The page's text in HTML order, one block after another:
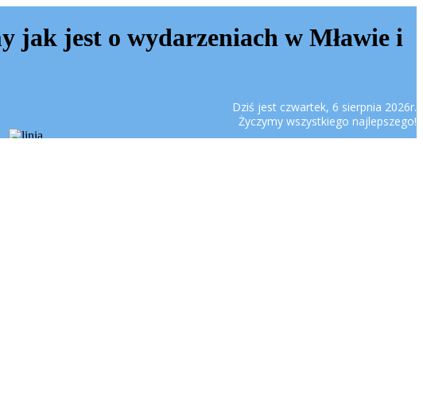
jak jest o wydarzeniach w Mławie i
Dziś jest czwartek, 6 sierpnia 2026r.
Życzymy wszystkiego najlepszego!